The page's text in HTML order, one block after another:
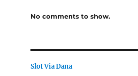
No comments to show.
Slot Via Dana